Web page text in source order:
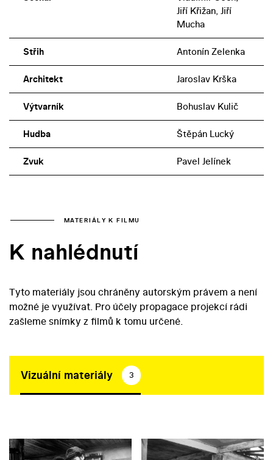
Jiří Křižan, Jiří
Mucha
Střih Antonín Zelenka
Architekt Jaroslav Krška
Výtvarník Bohuslav Kulič
Hudba Štěpán Lucký
Zvuk Pavel Jelínek
MATERIÁLY K FILMU
K nahlédnutí
Tyto materiály jsou chráněny autorským právem a není
možné je využívat. Pro účely propagace projekcí rádi
zašleme snímky z filmů k tomu určené.
Vizuální materiály 3